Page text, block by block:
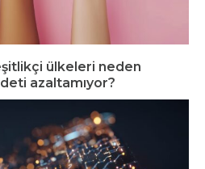
ülkeleri neden
azaltamıyor?